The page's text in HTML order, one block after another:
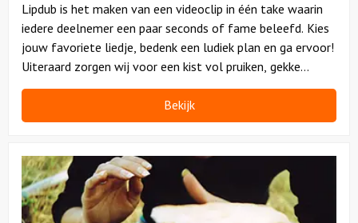
Lipdub is het maken van een videoclip in één take waarin
iedere deelnemer een paar seconds of fame beleefd. Kies
jouw favoriete liedje, bedenk een ludiek plan en ga ervoor!
Uiteraard zorgen wij voor een kist vol pruiken, gekke
hoedjes en leuke accessoires.
Bekijk
Bekijk
Percussie
Workshop